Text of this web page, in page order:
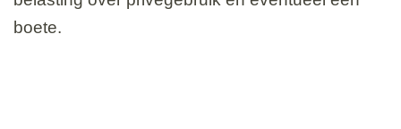
boete.